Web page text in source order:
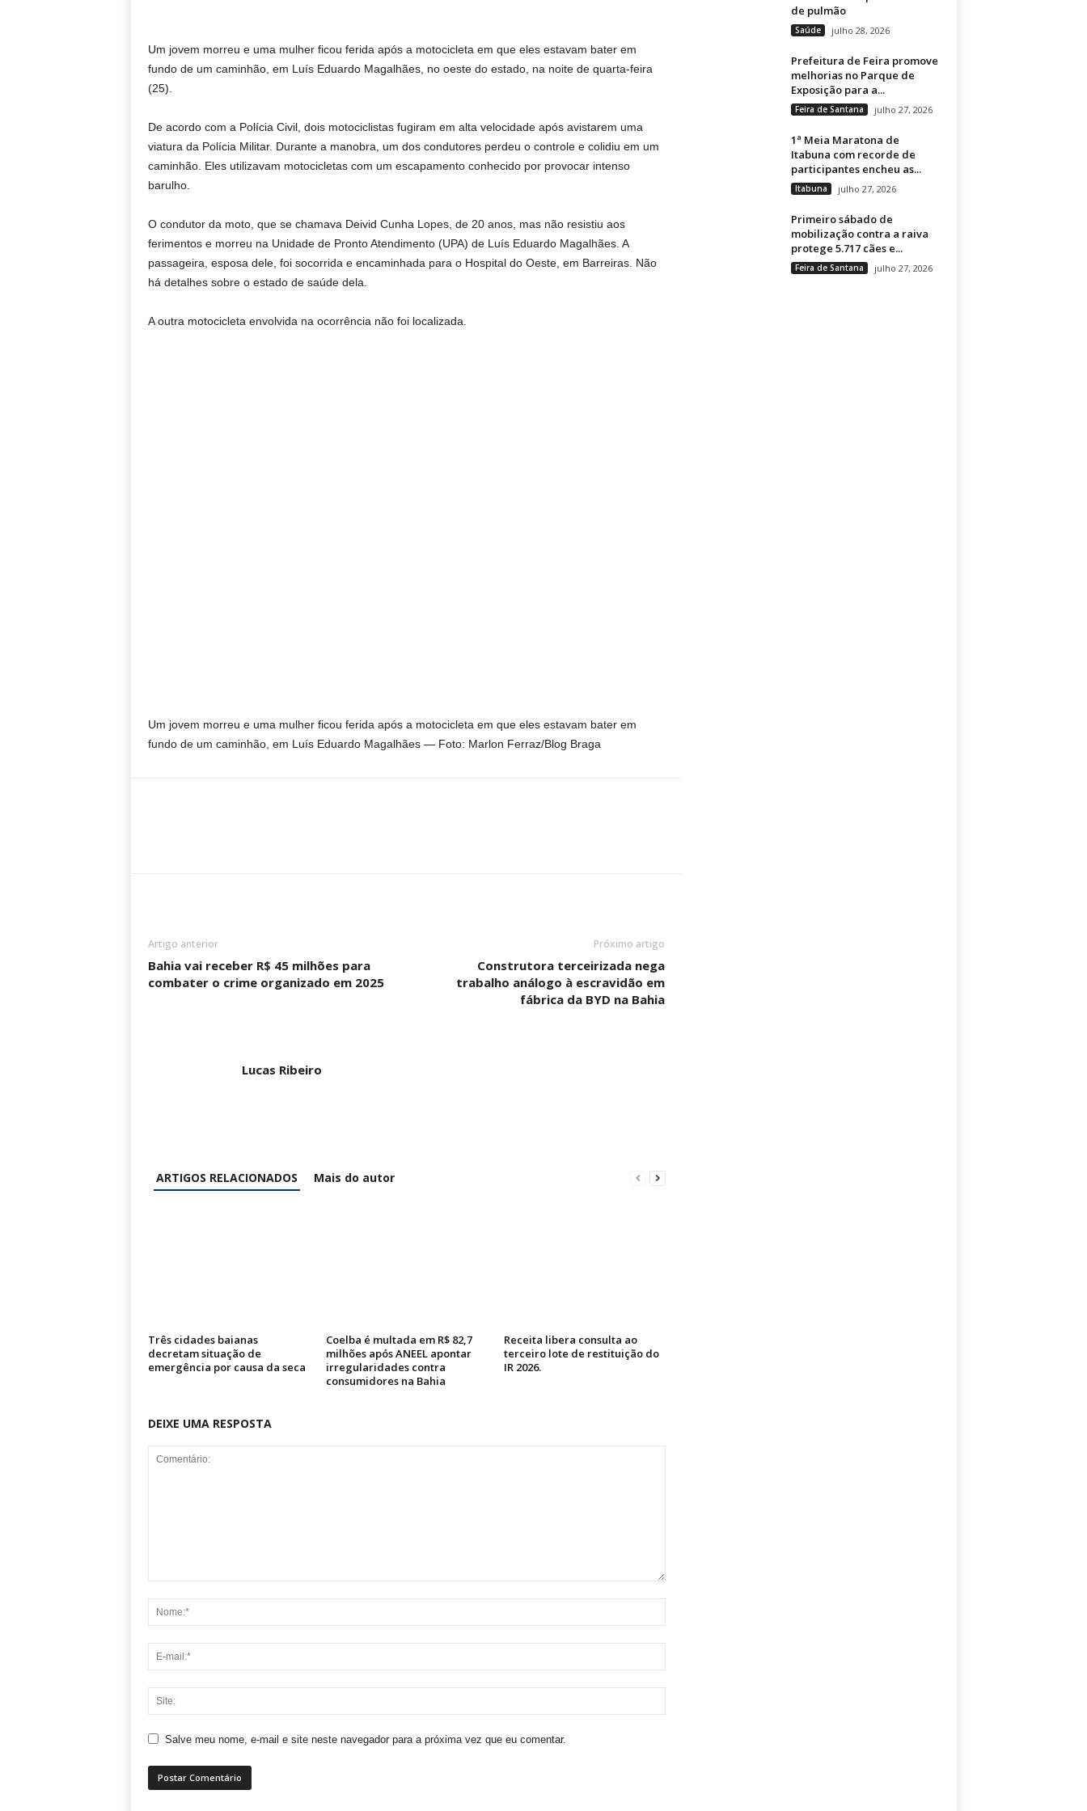
Um jovem morreu e uma mulher ficou ferida após a motocicleta em que eles estavam bater em
fundo de um caminhão, em Luís Eduardo Magalhães, no oeste do estado, na noite de quarta-feira
(25).
De acordo com a Polícia Civil, dois motociclistas fugiram em alta velocidade após avistarem uma
viatura da Polícia Militar. Durante a manobra, um dos condutores perdeu o controle e colidiu em um
caminhão. Eles utilizavam motocicletas com um escapamento conhecido por provocar intenso
barulho.
O condutor da moto, que se chamava Deivid Cunha Lopes, de 20 anos, mas não resistiu aos
ferimentos e morreu na Unidade de Pronto Atendimento (UPA) de Luís Eduardo Magalhães. A
passageira, esposa dele, foi socorrida e encaminhada para o Hospital do Oeste, em Barreiras. Não
há detalhes sobre o estado de saúde dela.
A outra motocicleta envolvida na ocorrência não foi localizada.
Um jovem morreu e uma mulher ficou ferida após a motocicleta em que eles estavam bater em
fundo de um caminhão, em Luís Eduardo Magalhães — Foto: Marlon Ferraz/Blog Braga
Artigo anterior
Bahia vai receber R$ 45 milhões para
combater o crime organizado em 2025
Próximo artigo
Construtora terceirizada nega
trabalho análogo à escravidão em
fábrica da BYD na Bahia
Lucas Ribeiro
ARTIGOS RELACIONADOS Mais do autor
Três cidades baianas
decretam situação de
emergência por causa da seca
Coelba é multada em R$ 82,7
milhões após ANEEL apontar
irregularidades contra
consumidores na Bahia
Receita libera consulta ao
terceiro lote de restituição do
IR 2026.
DEIXE UMA RESPOSTA
Salve meu nome, e-mail e site neste navegador para a próxima vez que eu comentar.
de pulmão
Saúde julho 28, 2026
Prefeitura de Feira promove
melhorias no Parque de
Exposição para a...
Feira de Santana julho 27, 2026
1ª Meia Maratona de
Itabuna com recorde de
participantes encheu as...
Itabuna julho 27, 2026
Primeiro sábado de
mobilização contra a raiva
protege 5.717 cães e...
Feira de Santana julho 27, 2026